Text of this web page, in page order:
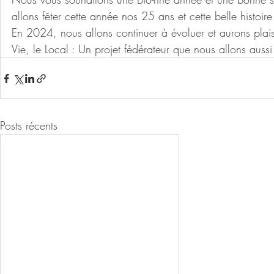
allons fêter cette année nos 25 ans et cette
En 2024, nous allons continuer à évoluer et aurons
Vie, le Local : Un projet fédérateur que nous allons
Posts récents